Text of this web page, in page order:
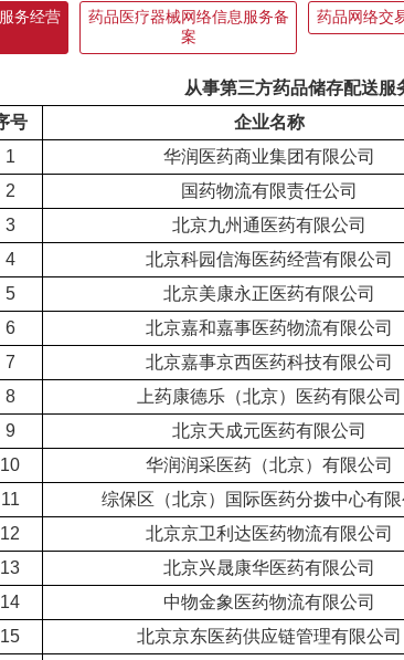
务经营
药品医疗器械网络信息服务备
案
药品网络交
从事第三方药品储存配送服
号
企业名称
1
华润医药商业集团有限公司
2
国药物流有限责任公司
3
北京九州通医药有限公司
4
北京科园信海医药经营有限公司
5
北京美康永正医药有限公司
6
北京嘉和嘉事医药物流有限公司
7
北京嘉事京西医药科技有限公司
8
上药康德乐（北京）医药有限公司
9
北京天成元医药有限公司
10
华润润采医药（北京）有限公司
11
综保区（北京）国际医药分拨中心有限
12
北京京卫利达医药物流有限公司
13
北京兴晟康华医药有限公司
14
中物金象医药物流有限公司
15
北京京东医药供应链管理有限公司